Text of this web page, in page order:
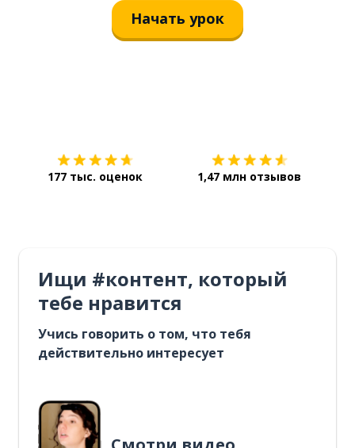
Начать урок
177 тыс. оценок 1,47 млн отзывов
Ищи #контент, который
тебе нравится
Учись говорить о том, что тебя
действительно интересует